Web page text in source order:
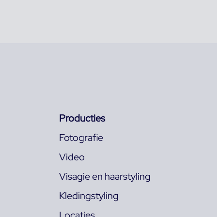
Producties
Fotografie
Video
Visagie en haarstyling
Kledingstyling